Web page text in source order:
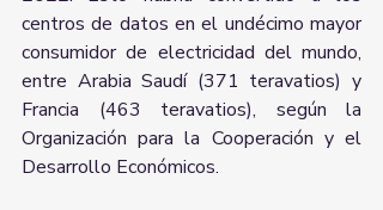
centros de datos en el undécimo mayor
consumidor de electricidad del mundo,
entre Arabia Saudí (371 teravatios) y
Francia (463 teravatios), según la
Organización para la Cooperación y el
Desarrollo Económicos.